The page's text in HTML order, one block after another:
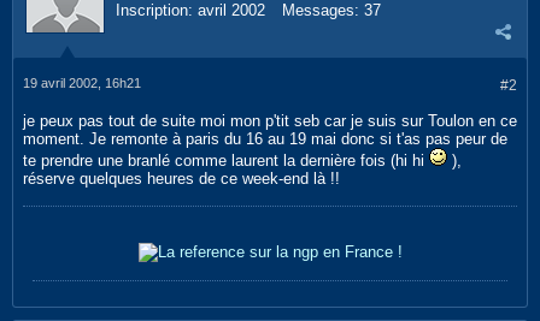
Inscription: avril 2002 Messages: 37
#2
19 avril 2002, 16h21
je peux pas tout de suite moi mon p'tit seb car je suis sur Toulon en ce
moment. Je remonte à paris du 16 au 19 mai donc si t'as pas peur de
te prendre une branlé comme laurent la dernière fois (hi hi
),
réserve quelques heures de ce week-end là !!